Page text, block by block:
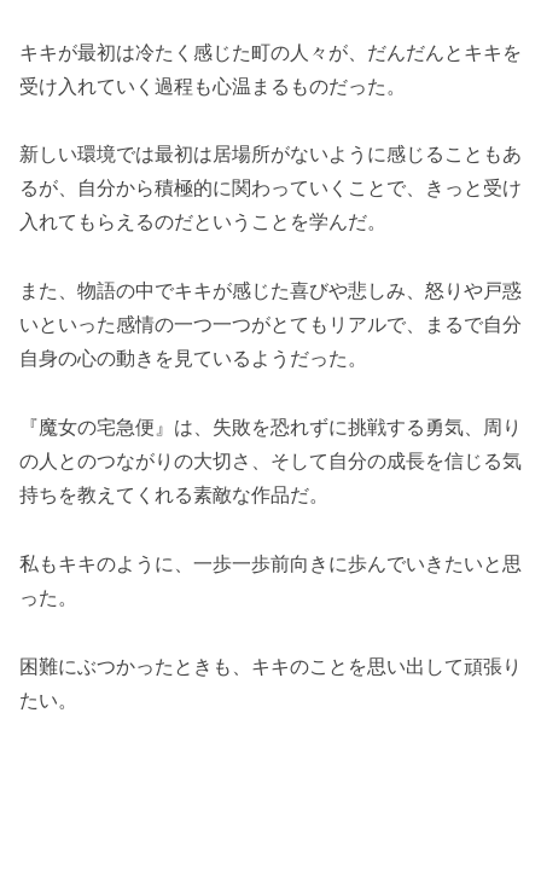
キキが最初は冷たく感じた町の人々が、だんだんとキキを
受け入れていく過程も心温まるものだった。
新しい環境では最初は居場所がないように感じることもあ
るが、自分から積極的に関わっていくことで、きっと受け
入れてもらえるのだということを学んだ。
また、物語の中でキキが感じた喜びや悲しみ、怒りや戸惑
いといった感情の一つ一つがとてもリアルで、まるで自分
自身の心の動きを見ているようだった。
『魔女の宅急便』は、失敗を恐れずに挑戦する勇気、周り
の人とのつながりの大切さ、そして自分の成長を信じる気
持ちを教えてくれる素敵な作品だ。
私もキキのように、一歩一歩前向きに歩んでいきたいと思
った。
困難にぶつかったときも、キキのことを思い出して頑張り
たい。